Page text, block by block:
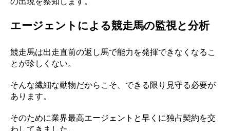
エージェントによる競走馬の監視と分析
競走馬は出走直前の返し馬で能力を発揮できなくなるこ
とが珍しくない。
そんな繊細な動物だからこそ、できる限り見守る必要が
あります。
そのために業界最高エージェントと早くに独占契約を交
わしてきました。